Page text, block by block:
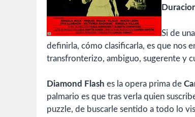
Si de
definirla, cómo clasificarla, es que nos
transfronterizo, ambiguo, sugerente y
Diamond Flash es la opera prima de
palmario es que tras verla quien
puzzle, de buscarle sentido a todo lo